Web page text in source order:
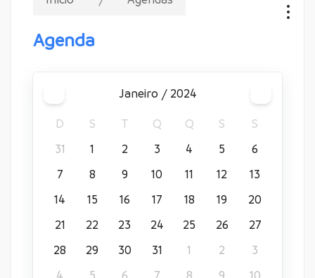
Agenda
janeiro / 2024
D
S T Q Q S
S
31
1 2 3 4 5
6
7
8 9 10 11 12
13
14
15 16 17 18 19
20
21
22 23 24 25 26
27
28
29 30 31 1 2
3